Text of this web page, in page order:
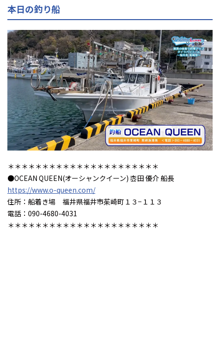
本日の釣り船
＊＊＊＊＊＊＊＊＊＊＊＊＊＊＊＊＊＊＊＊＊＊
●OCEAN QUEEN(オーシャンクイーン) 枩田 優介 船長
https://www.o-queen.com/
住所：船着き場 福井県福井市茱崎町１３−１１３
電話：090-4680-4031
＊＊＊＊＊＊＊＊＊＊＊＊＊＊＊＊＊＊＊＊＊＊